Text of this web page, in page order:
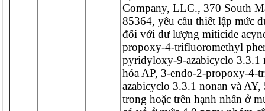
Company, LLC., 370 South
85364, yêu cầu thiết lập mức
đối với dư lượng miticide
propoxy-4-trifluoromethyl
pyridyloxy-9-azabicyclo 3.3.1
hóa AP, 3-endo-2-propoxy-4-
azabicyclo 3.3.1 nonan và
trong hoặc trên hạnh nhân ở